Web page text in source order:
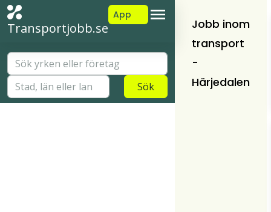
Transportjobb.se
App
Sök
Jobb inom
transport
-
Härjedalen